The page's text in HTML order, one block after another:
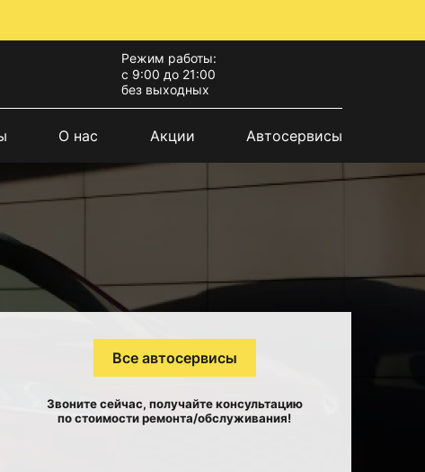
Режим работы:
с 9:00 до 21:00
без выходных
О нас Акции Автосервисы
Все автосервисы
Звоните сейчас, получайте консультацию
по стоимости ремонта/обслуживания!